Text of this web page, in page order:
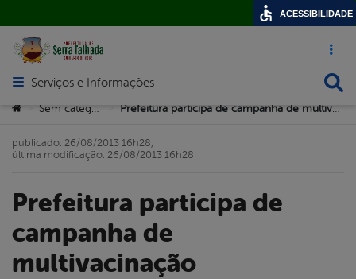
Acesso
Abrir menu principal de navegação
Serviços e Informações
Você está aqui:
> > Prefeitura participa de campanha de multivacinação
Prefeitura participa de
campanha de
multivacinação
publicado: 26/08/2013 16h28,
última modificação: 26/08/2013 16h28
ACESSIBILIDADE